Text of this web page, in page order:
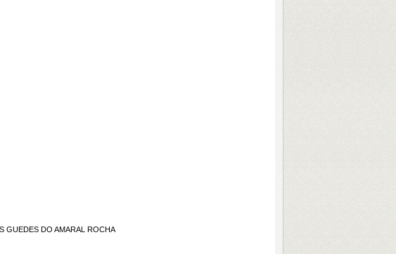
GUEDES DO AMARAL ROCHA